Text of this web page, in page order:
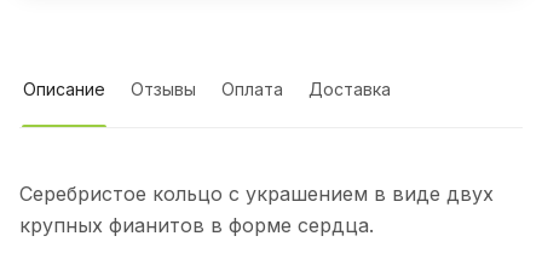
Описание Отзывы Оплата Доставка
Серебристое кольцо с украшением в виде двух
крупных фианитов в форме сердца.